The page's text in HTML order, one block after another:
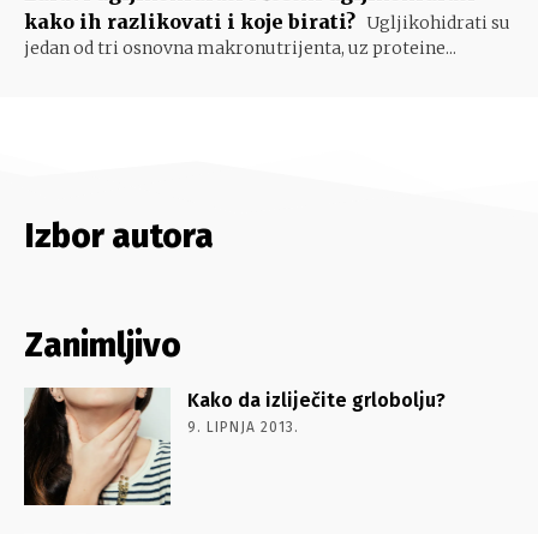
kako ih razlikovati i koje birati? Ugljikohidrati su
jedan od tri osnovna makronutrijenta, uz proteine...
Izbor autora
Zanimljivo
Kako da izliječite grlobolju?
9. LIPNJA 2013.